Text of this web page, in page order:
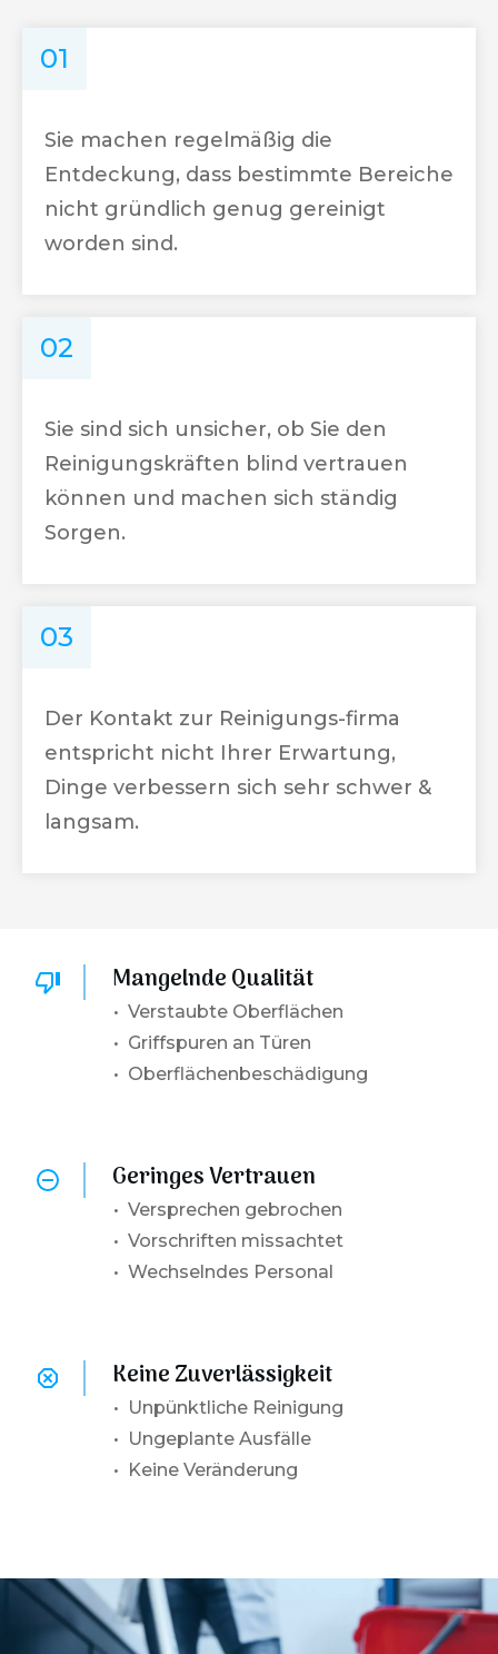
01
Sie machen regelmäßig die
Entdeckung, dass bestimmte Bereiche
nicht gründlich genug gereinigt
worden sind.
02
Sie sind sich unsicher, ob Sie den
Reinigungskräften blind vertrauen
können und machen sich ständig
Sorgen.
03
Der Kontakt zur Reinigungs-firma
entspricht nicht Ihrer Erwartung,
Dinge verbessern sich sehr schwer &
langsam.
Mangelnde Qualität
• Verstaubte Oberflächen
• Griffspuren an Türen
• Oberflächenbeschädigung
Geringes Vertrauen
•Versprechen gebrochen
• Vorschriften missachtet
• Wechselndes Personal
Keine Zuverlässigkeit
• Unpünktliche Reinigung
• Ungeplante Ausfälle
• Keine Veränderung